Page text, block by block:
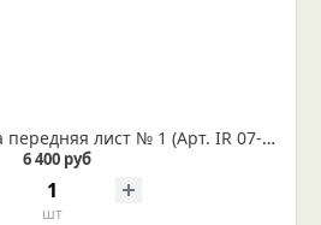
ISUZU ELF 3 т рессора передняя лист № 1 (Арт. IR 07-04-01в) Лист укомплектован втулками диаметром 16 и 16,2 мм.
6 400 руб
шт